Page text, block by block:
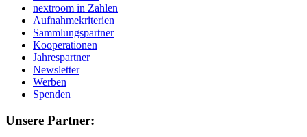
nextroom in Zahlen
Aufnahmekriterien
Sammlungspartner
Kooperationen
Jahrespartner
Newsletter
Werben
Spenden
Unsere Partner: